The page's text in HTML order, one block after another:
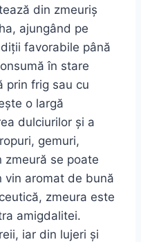
din zmeuriş
ajungând pe
favorabile până
în stare
prin frig sau cu
o largă
dulciurilor şi a
gemuri,
zmeură se poate
vin aromat de bună
zmeura este
amigdalitei.
iar din lujeri şi